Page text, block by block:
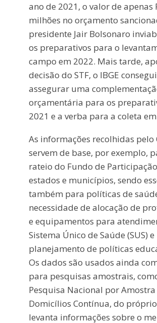
ano de 2021, o valor de apenas
milhões no orçamento
presidente Jair Bolsonaro
os preparativos para o
campo em 2022. Mais tarde,
decisão do STF, o IBGE
assegurar uma
orçamentária para os
2021 e a verba para a coleta
As informações recolhidas pelo
servem de base, por exemplo,
rateio do Fundo de
estados e municípios, sendo
também para políticas de
necessidade de alocação de
e equipamentos para
Sistema Único de Saúde (SUS) e
planejamento de políticas
Os dados são usados ainda
para pesquisas amostrais,
Pesquisa Nacional por Amostra
Domicílios Contínua, do próprio
levanta informações sobre o